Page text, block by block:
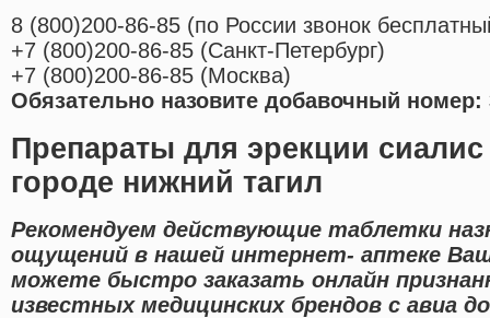
8 (800)200-86-85 (по России звонок
+7 (800)200-86-85 (Санкт-Петербург)
+7 (800)200-86-85 (Москва)
Обязательно назовите добавочный номер:
Препараты для эрекции
городе нижний тагил
Рекомендуем действующие таблетки
ощущений в нашей интернет- аптеке
можете быстро заказать онлайн
известных медицинских брендов с авиа